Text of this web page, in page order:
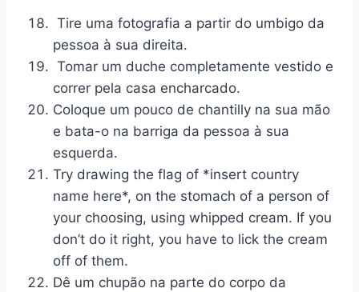
Tire uma fotografia a partir do umbigo da
pessoa à sua direita.
Tomar um duche completamente vestido e
correr pela casa encharcado.
Coloque um pouco de chantilly na sua mão
e bata-o na barriga da pessoa à sua
esquerda.
Try drawing the flag of *insert country
name here*, on the stomach of a person of
your choosing, using whipped cream. If you
don’t do it right, you have to lick the cream
off of them.
Dê um chupão na parte do corpo da